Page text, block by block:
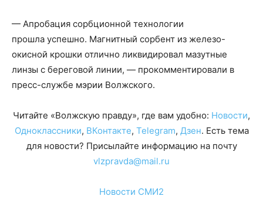
— Апробация сорбционной технологии
прошла успешно. Магнитный сорбент из железо-
окисной крошки отлично ликвидировал мазутные
линзы с береговой линии, — прокомментировали в
пресс-службе мэрии Волжского.
Читайте «Волжскую правду», где вам удобно: Новости,
Одноклассники, ВКонтакте, Telegram, Дзен. Есть тема
для новости? Присылайте информацию на почту
vlzpravda@mail.ru
Новости СМИ2